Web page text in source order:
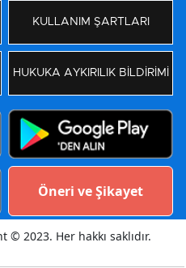
KULLANIM ŞARTLARI
HUKUKA AYKIRILIK BİLDİRİMİ
Öneri ve Şikayet
© 2023. Her hakkı saklıdır.